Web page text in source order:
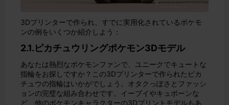
3Dプリンターで作られ、すでに実用化されているポケモ
ンの例をいくつか紹介しよう：
2.1.ピカチュウリングポケモン3Dモデル
あなたは熱烈なポケモンファンで、ユニークでキュートな
指輪をお探しですか？この3Dプリンターで作られたピカ
チュウの指輪はいかがでしょう。オタクっぽさとファッシ
ョンの完璧な組み合わせです。イーブイやキュボーンな
ど、他のポケモンキャラクターの3Dプリントモデルもあ